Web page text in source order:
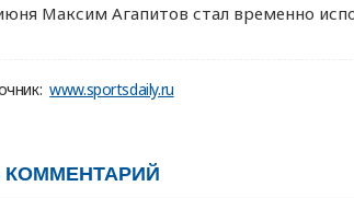
Максим Агапитов стал временно
www.sportsdaily.ru